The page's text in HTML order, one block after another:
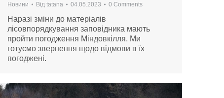
Новини Від tatana 04.05.2023 0 Comments
Наразі зміни до матеріалів
лісовпорядкування заповідника мають
пройти погодження Міндовкілля. Ми
готуємо звернення щодо відмови в їх
погоджені.